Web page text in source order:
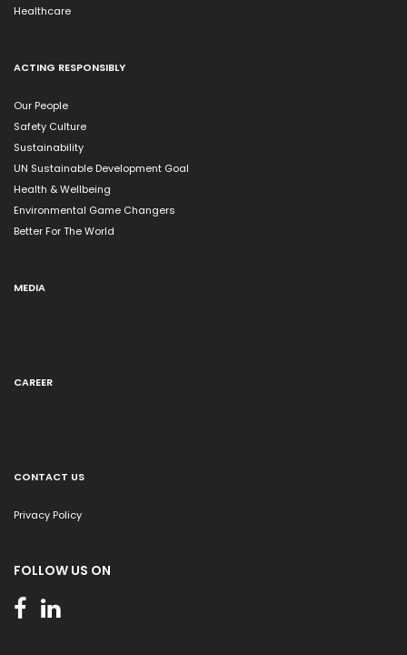
Healthcare
ACTING RESPONSIBLY
Our People
Safety Culture
Sustainability
UN Sustainable Development Goal
Health & Wellbeing
Environmental Game Changers
Better For The World
MEDIA
CAREER
CONTACT US
Privacy Policy
FOLLOW US ON